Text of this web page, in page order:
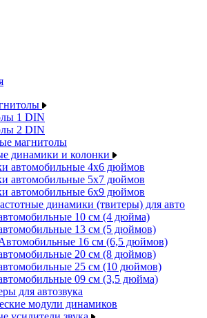
1 DIN
2 DIN
магнитолы
динамики и колонки
автомобильные 4x6 дюймов
автомобильные 5x7 дюймов
автомобильные 6x9 дюймов
динамики (твитеры) для авто
10 см (4 дюйма)
13 см (5 дюймов)
16 см (6,5 дюймов)
20 см (8 дюймов)
25 см (10 дюймов)
09 см (3,5 дюйма)
для автозвука
модули динамиков